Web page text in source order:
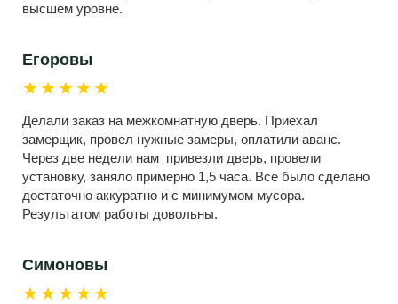
высшем уровне.
Егоровы
★★★★★
Делали заказ на межкомнатную дверь. Приехал
замерщик, провел нужные замеры, оплатили аванс.
Через две недели нам привезли дверь, провели
установку, заняло примерно 1,5 часа. Все было сделано
достаточно аккуратно и с минимумом мусора.
Результатом работы довольны.
Симоновы
★★★★★